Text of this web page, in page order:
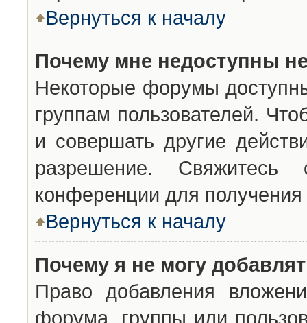
Вернуться к началу
Почему мне недоступны
Некоторые форумы
группам пользователей.
и совершать другие
разрешение. Свяжитесь
конференции для получения
Вернуться к началу
Почему я не могу
Право добавления
форума, группы или